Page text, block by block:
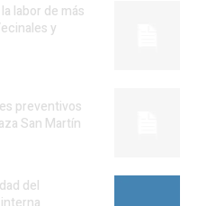
labor de más
y
preventivos
San Martín
del